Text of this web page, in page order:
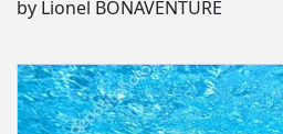
by Lionel BONAVENTURE